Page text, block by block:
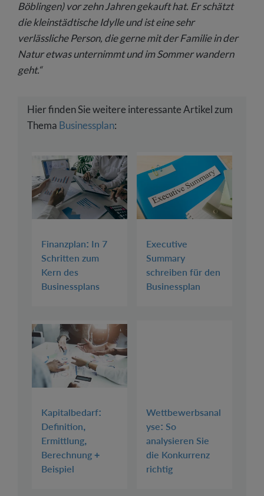
Böblingen) vor zehn Jahren gekauft hat. Er schätzt
die kleinstädtische Idylle und ist eine sehr
verlässliche Person, die gerne mit der Familie in der
Natur etwas unternimmt und im Sommer wandern
geht.“
Hier finden Sie weitere interessante Artikel zum
Thema Businessplan:
Finanzplan: In 7
Schritten zum
Kern des
Businessplans
Executive
Summary
schreiben für den
Businessplan
Kapitalbedarf:
Definition,
Ermittlung,
Berechnung +
Beispiel
Wettbewerbsanal
yse: So
analysieren Sie
die Konkurrenz
richtig